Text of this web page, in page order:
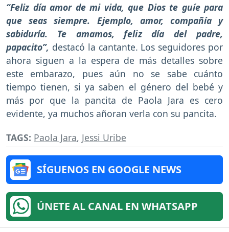
“Feliz día amor de mi vida, que Dios te guíe para
que seas siempre. Ejemplo, amor, compañía y
sabiduría. Te amamos, feliz día del padre,
papacito”, destacó la cantante. Los seguidores por
ahora siguen a la espera de más detalles sobre
este embarazo, pues aún no se sabe cuánto
tiempo tienen, si ya saben el género del bebé y
más por que la pancita de Paola Jara es cero
evidente, ya muchos añoran verla con su pancita.
TAGS: Paola Jara, Jessi Uribe
SÍGUENOS EN GOOGLE NEWS
ÚNETE AL CANAL EN WHATSAPP